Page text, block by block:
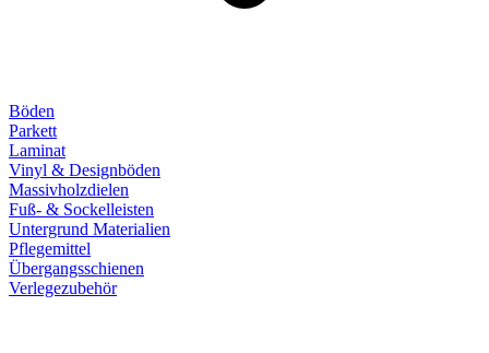
Böden
Parkett
Laminat
Vinyl & Designböden
Massivholzdielen
Fuß- & Sockelleisten
Untergrund Materialien
Pflegemittel
Übergangsschienen
Verlegezubehör